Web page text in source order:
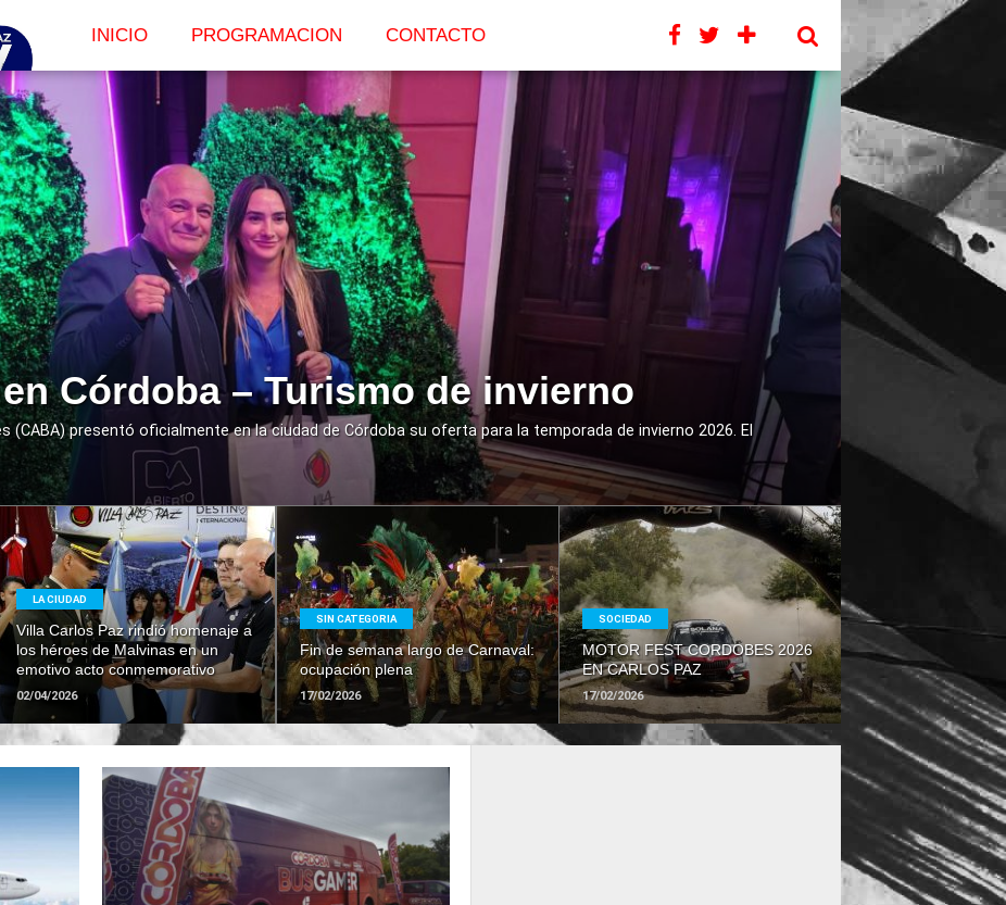
INICIO PROGRAMACION CONTACTO
Córdoba – Turismo de invierno
(CABA) presentó oficialmente en la ciudad de Córdoba su oferta para la temporada de invierno 2026. El
LEER
MAS
LA CIUDAD
Villa Carlos Paz rindió homenaje a
los héroes de Malvinas en un
emotivo acto conmemorativo
02/04/2026
LEER
MAS
SIN CATEGORIA
Fin de semana largo de Carnaval:
ocupación plena
17/02/2026
LEER
MAS
SOCIEDAD
MOTOR FEST CORDOBES 2026
EN CARLOS PAZ
17/02/2026
LEER
MAS
LEER
MAS